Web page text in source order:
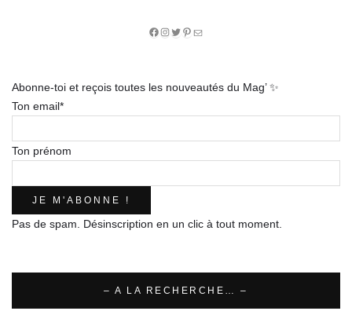
Facebook
Instagram
Twitter
Pinterest
E-
Abonne-toi et reçois toutes les nouveautés du Mag’ ✨
Ton email*
Ton prénom
Pas de spam. Désinscription en un clic à tout moment.
– A LA RECHERCHE… –